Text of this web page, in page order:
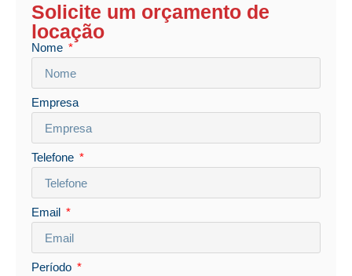
Solicite um orçamento de
locação
Nome
Empresa
Telefone
Email
Período